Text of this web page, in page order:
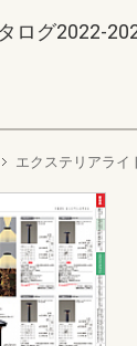
ログ2022-
エクステリアライ